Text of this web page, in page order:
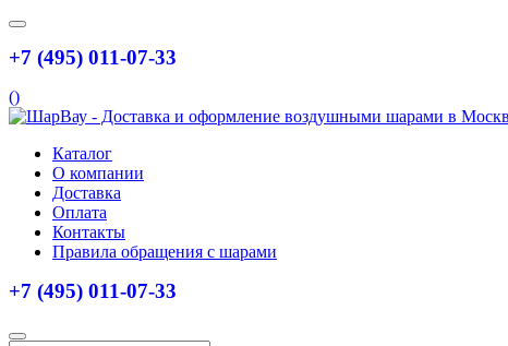
+7 (495) 011-07-33
()
Каталог
О компании
Доставка
Оплата
Контакты
Правила обращения с шарами
+7 (495) 011-07-33